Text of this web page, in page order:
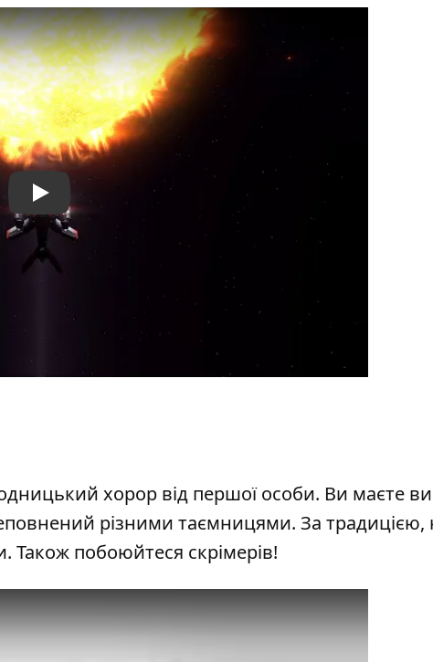
Play
хорор від першої особи. Ви маєте
різними таємницями. За традицією,
Також побоюйтеся скрімерів!